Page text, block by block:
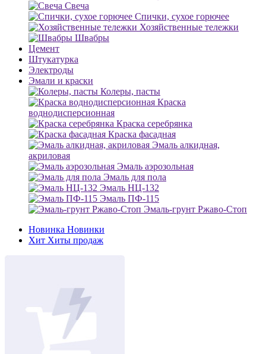
Свеча
Спички, сухое горючее
Хозяйственные тележки
Швабры
Цемент
Штукатурка
Электроды
Эмали и краски
Колеры, пасты
Краска
воднодисперсионная
Краска серебрянка
Краска фасадная
Эмаль алкидная,
акриловая
Эмаль аэрозольная
Эмаль для пола
Эмаль НЦ-132
Эмаль ПФ-115
Эмаль-грунт Ржаво-Стоп
Новинка Новинки
Хит Хиты продаж